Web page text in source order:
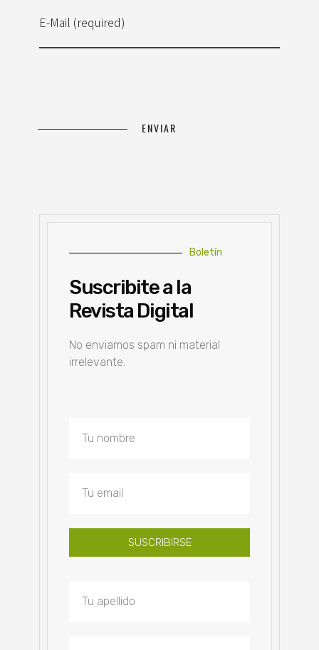
E-Mail (required)
Boletín
Suscribite a la
Revista Digital
No enviamos spam ni material
irrelevante.
SUSCRIBIRSE